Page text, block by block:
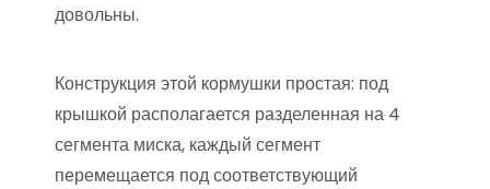
довольны.
Конструкция этой кормушки простая: под
крышкой располагается разделенная на 4
сегмента миска, каждый сегмент
перемещается под соответствующий